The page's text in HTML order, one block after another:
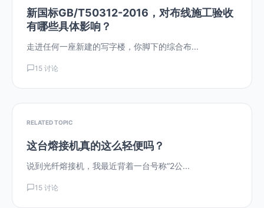
新国标GB/T50312-2016，对布线施工验收
有哪些具体影响？
走进任何一座新建的写字楼，你脚下的综合布...
15 讨论
RELATED TOPIC
这台熔接机真的这么轻便吗？
说到光纤熔接机，我最近背着一台号称“2公...
15 讨论